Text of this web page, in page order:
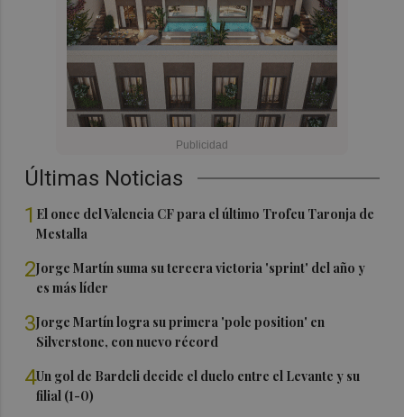
Últimas Noticias
1 El once del Valencia CF para el último Trofeu Taronja de
Mestalla
2Jorge Martín suma su tercera victoria 'sprint' del año y
es más líder
3Jorge Martín logra su primera 'pole position' en
Silverstone, con nuevo récord
4Un gol de Bardeli decide el duelo entre el Levante y su
filial (1-0)